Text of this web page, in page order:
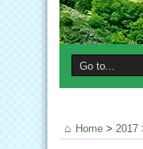
Home > 2017